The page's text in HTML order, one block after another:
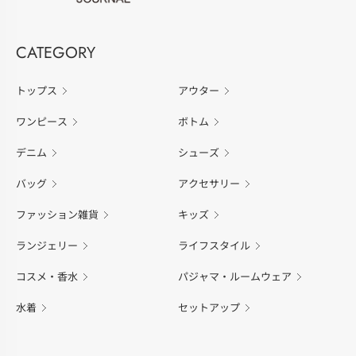
CATEGORY
トップス アウター
ワンピース ボトム
デニム シューズ
バッグ アクセサリー
ファッション雑貨 キッズ
ランジェリー ライフスタイル
コスメ・香水 パジャマ・ルームウェア
水着 セットアップ